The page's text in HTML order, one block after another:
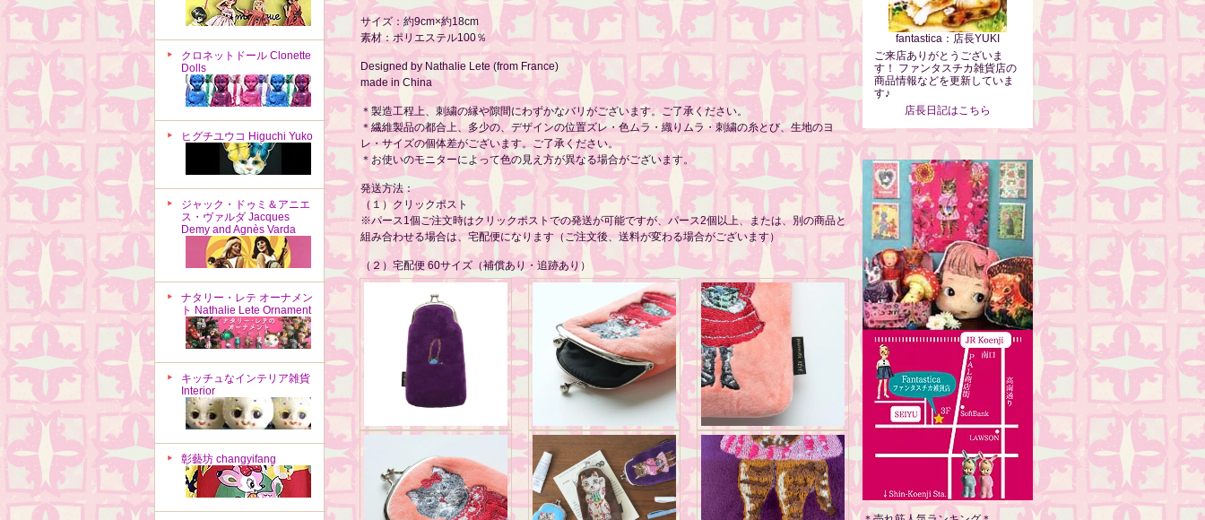
クロネットドール Clonette
Dolls
ヒグチユウコ Higuchi Yuko
ジャック・ドゥミ＆アニエ
ス・ヴァルダ Jacques
Demy and Agnès Varda
ナタリー・レテ オーナメン
ト Nathalie Lete Ornament
キッチュなインテリア雑貨
Interior
彰藝坊 changyifang
サイズ：約9cm×約18cm
素材：ポリエステル100％
Designed by Nathalie Lete (from France)
made in China
＊製造工程上、刺繍の縁や隙間にわずかなバリがございます。ご了承ください。
＊繊維製品の都合上、多少の、デザインの位置ズレ・色ムラ・織りムラ・刺繍の糸とび、生地のヨ
レ・サイズの個体差がございます。ご了承ください。
＊お使いのモニターによって色の見え方が異なる場合がございます。
発送方法：
（１）クリックポスト
※パース1個ご注文時はクリックポストでの発送が可能ですが、パース2個以上、または、別の商品と
組み合わせる場合は、宅配便になります（ご注文後、送料が変わる場合がございます）
（２）宅配便 60サイズ（補償あり・追跡あり）
fantastica：店長YUKI
ご来店ありがとうございま
す！ ファンタスチカ雑貨店の
商品情報などを更新していま
す♪
店長日記はこちら